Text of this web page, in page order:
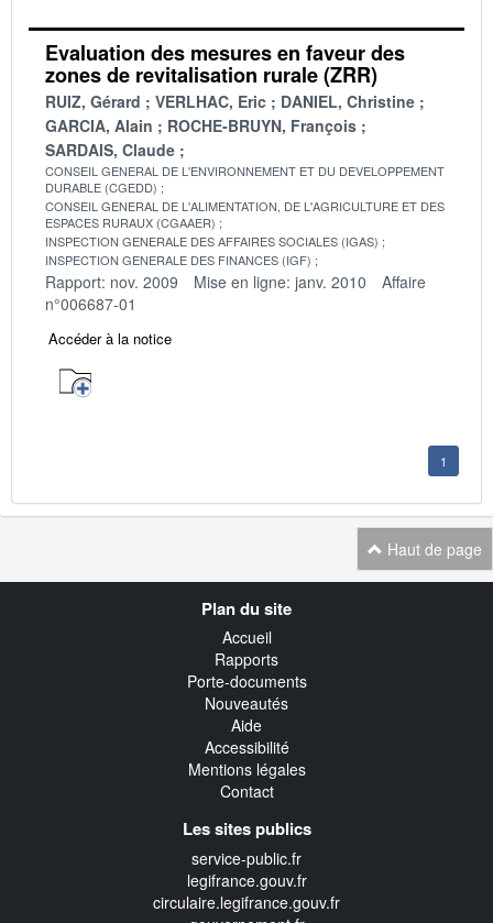
Evaluation des mesures en faveur des
zones de revitalisation rurale (ZRR)
RUIZ, Gérard VERLHAC, Eric
DANIEL, Christine
GARCIA, Alain
ROCHE-BRUYN, François
SARDAIS, Claude
CONSEIL GENERAL DE L'ENVIRONNEMENT ET DU DEVELOPPEMENT
DURABLE (CGEDD)
CONSEIL GENERAL DE L'ALIMENTATION, DE L'AGRICULTURE ET DES
ESPACES RURAUX (CGAAER)
INSPECTION GENERALE DES AFFAIRES SOCIALES (IGAS)
INSPECTION GENERALE DES FINANCES (IGF)
Rapport: nov. 2009 Mise en ligne: janv. 2010
Affaire
n°006687-01
Accéder à la notice
1
Haut de page
Plan du site
Accueil
Rapports
Porte-documents
Nouveautés
Aide
Accessibilité
Mentions légales
Contact
Les sites publics
service-public.fr
legifrance.gouv.fr
circulaire.legifrance.gouv.fr